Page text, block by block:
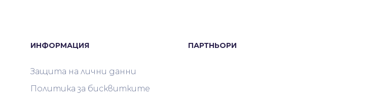
ИНФОРМАЦИЯ
Защита на лични данни
Политика за бисквитките
ПАРТНЬОРИ